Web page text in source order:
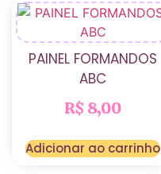
PAINEL FORMANDOS
ABC
R$ 8,00
Adicionar ao carrinho